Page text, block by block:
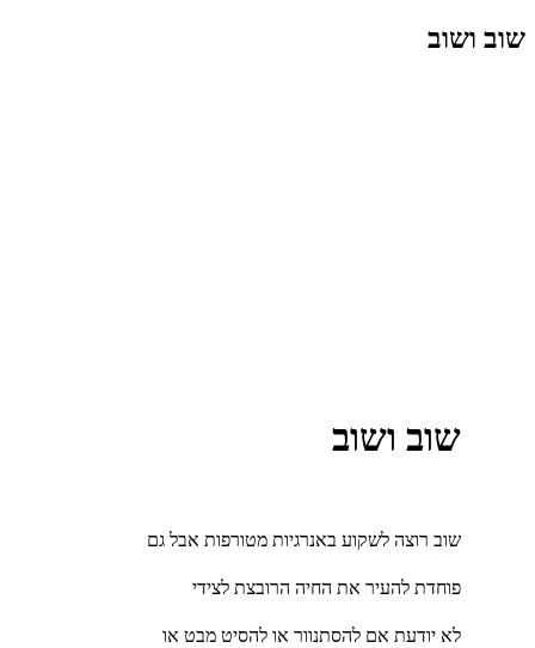
שוב ושוב
שוב ושוב
שוב רוצה לשקוע באנרגיות מטורפות אבל גם
פוחדת להעיר את החיה הרובצת לצידי
לא יודעת אם להסתנוור או להסיט מבט או